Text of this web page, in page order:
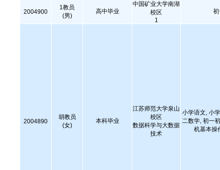
2004900
1教员
(男)
高中毕业
中国矿业大学南湖
校区
1
2004890
胡教员
(女)
本科毕业
江苏师范大学泉山
校区
数据科学与大数据
技术
小学语文, 小
二数学, 初一
机基本操